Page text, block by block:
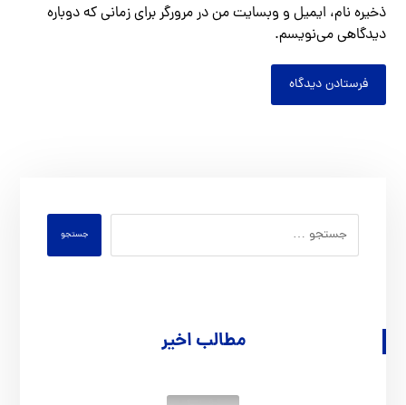
ذخیره نام، ایمیل و وبسایت من در مرورگر برای زمانی که دوباره
دیدگاهی می‌نویسم.
فرستادن دیدگاه
جستجو
مطالب اخیر